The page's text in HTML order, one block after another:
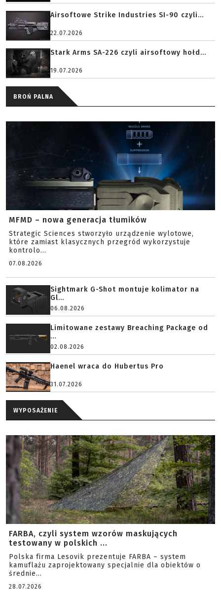
Airsoftowe Strike Industries SI-90 czyli...
22.07.2026
Stark Arms SA-226 czyli airsoftowy hołd...
19.07.2026
BROŃ PALNA
MFMD – nowa generacja tłumików
Strategic Sciences stworzyło urządzenie wylotowe,
które zamiast klasycznych przegród wykorzystuje
kontrolo...
07.08.2026
Sightmark G-Shot montuje kolimator na
Gl...
06.08.2026
Limitowane zestawy Breaching Package od
...
02.08.2026
Haenel wraca do Hubertus Pro
31.07.2026
WYPOSAŻENIE
FARBA, czyli system wzorów maskujących
testowany w polskich ...
Polska firma Lesovik prezentuje FARBA – system
kamuflażu zaprojektowany specjalnie dla obiektów o
średnie...
28.07.2026